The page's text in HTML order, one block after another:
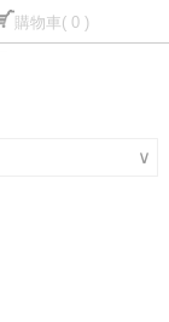
購物車( 0 )
∨